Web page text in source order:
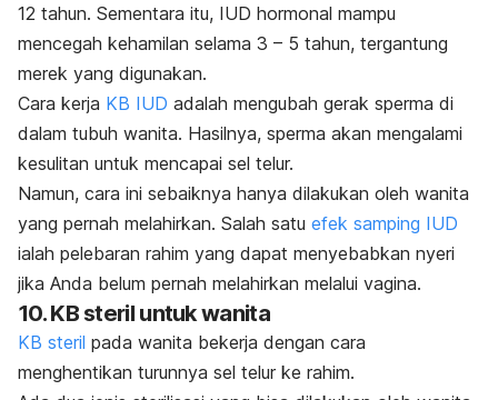
12 tahun. Sementara itu, IUD hormonal mampu
mencegah kehamilan selama 3 – 5 tahun, tergantung
merek yang digunakan.
Cara kerja KB IUD adalah mengubah gerak sperma di
dalam tubuh wanita. Hasilnya, sperma akan mengalami
kesulitan untuk mencapai sel telur.
Namun, cara ini sebaiknya hanya dilakukan oleh wanita
yang pernah melahirkan. Salah satu efek samping IUD
ialah pelebaran rahim yang dapat menyebabkan nyeri
jika Anda belum pernah melahirkan melalui vagina.
10. KB steril untuk wanita
KB steril pada wanita bekerja dengan cara
menghentikan turunnya sel telur ke rahim.